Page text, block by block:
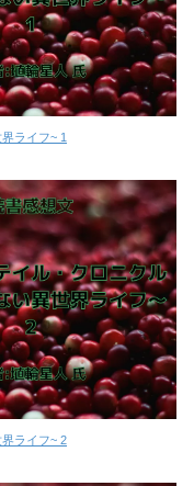
ライフ~ 1
ライフ~ 2